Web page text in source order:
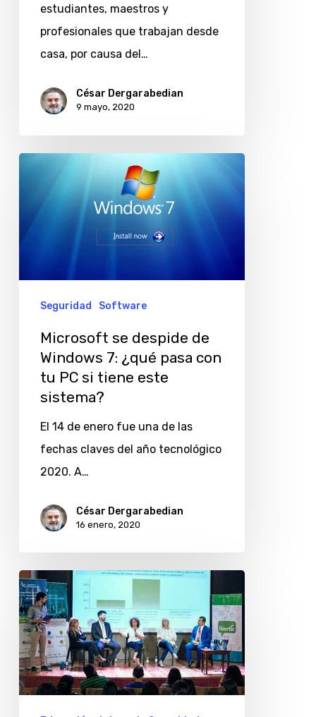
estudiantes, maestros y
profesionales que trabajan desde
casa, por causa del…
César Dergarabedian
9 mayo, 2020
Microsoft
¿qué
tiene
sistema?
Seguridad Software
Microsoft se despide de
Windows 7: ¿qué pasa con
tu PC si tiene este
sistema?
El 14 de enero fue una de las
fechas claves del año tecnológico
2020. A…
César Dergarabedian
16 enero, 2020
Argentina
Cibersegura
convoca
a
educadores
a